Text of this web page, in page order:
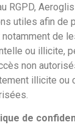
RGPD,
utiles afin de
de
ou illicite,
non
illicite ou
de